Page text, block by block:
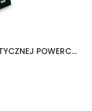
DOMETIC TABLETKI DO TOALETY TURYSTYCZNEJ POWERCARE TABS 20 SZTUK